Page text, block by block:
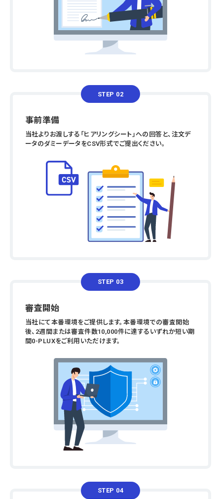
STEP 02
事前準備
当社よりお渡しする「ヒアリングシート」への回答と、注文デ
ータのダミーデータをCSV形式でご提出ください。
STEP 03
審査開始
当社にて本番環境をご提供します。本番環境での審査開始
後、2週間または審査件数10,000件に達するいずれか短い期
間0-PLUXをご利用いただけます。
STEP 04